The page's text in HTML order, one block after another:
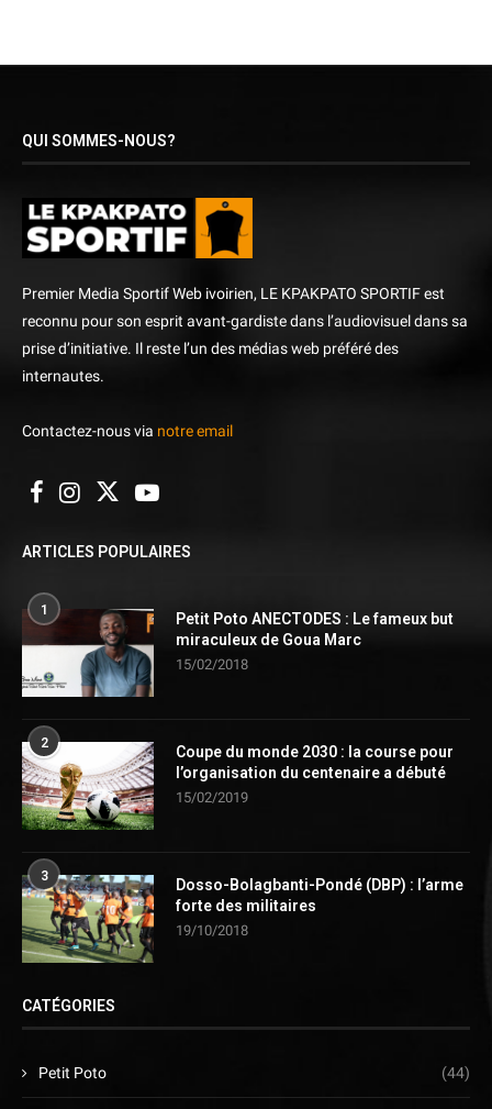
QUI SOMMES-NOUS?
Premier Media Sportif Web ivoirien, LE KPAKPATO SPORTIF est
reconnu pour son esprit avant-gardiste dans l’audiovisuel dans sa
prise d’initiative. Il reste l’un des médias web préféré des
internautes.
Contactez-nous via notre email
ARTICLES POPULAIRES
1
Petit Poto ANECTODES : Le fameux but
miraculeux de Goua Marc
15/02/2018
2
Coupe du monde 2030 : la course pour
l’organisation du centenaire a débuté
15/02/2019
3
Dosso-Bolagbanti-Pondé (DBP) : l’arme
forte des militaires
19/10/2018
CATÉGORIES
Petit Poto (44)